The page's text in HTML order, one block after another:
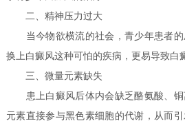
二、精神压力过大
当今物欲横流的社会，青少年患者的
换上白癜风这种可怕的疾病，更易导致白
三、微量元素缺失
患上白癜风后体内会缺乏酪氨酸、铜
元素直接参与黑色素细胞的代谢，从而